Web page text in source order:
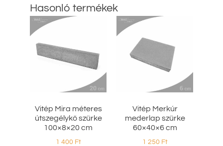
Hasonló termékek
Vitép Mira méteres
útszegélykő szürke
100×8×20 cm
1 400 Ft
Vitép Merkúr
mederlap szürke
60×40×6 cm
1 250 Ft